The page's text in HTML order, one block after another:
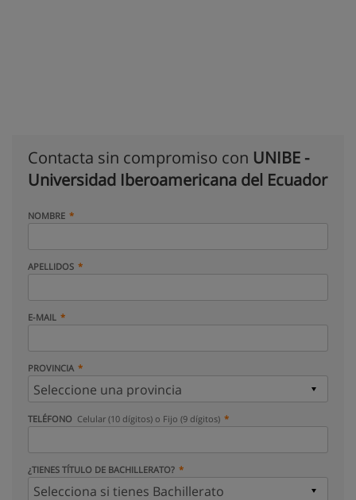
Contacta sin compromiso con UNIBE -
Universidad Iberoamericana del Ecuador
NOMBRE
APELLIDOS
E-MAIL
PROVINCIA
TELÉFONO Celular (10 dígitos) o Fijo (9 dígitos)
¿TIENES TÍTULO DE BACHILLERATO?